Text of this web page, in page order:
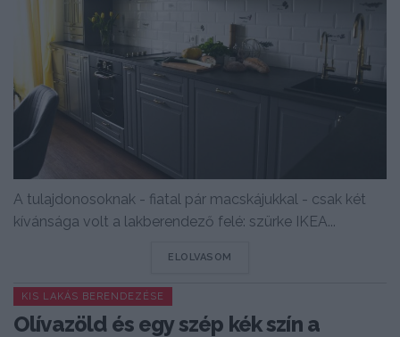
A tulajdonosoknak - fiatal pár macskájukkal - csak két
kívánsága volt a lakberendező felé: szürke IKEA...
ELOLVASOM
KIS LAKÁS BERENDEZÉSE
Olívazöld és egy szép kék szín a